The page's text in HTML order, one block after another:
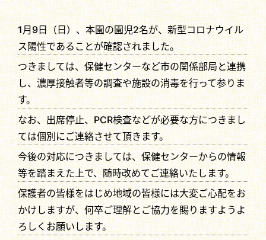
1月9日（日）、本園の園児2名が、新型コロナウイル
ス陽性であることが確認されました。
つきましては、保健センターなど市の関係部局と連携
し、濃厚接触者等の調査や施設の消毒を行って参りま
す。
なお、出席停止、PCR検査などが必要な方につきまし
ては個別にご連絡させて頂きます。
今後の対応につきましては、保健センターからの情報
等を踏まえた上で、随時改めてご連絡いたします。
保護者の皆様をはじめ地域の皆様には大変ご心配をお
かけしますが、何卒ご理解とご協力を賜りますようよ
ろしくお願いします。